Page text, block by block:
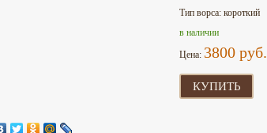
Тип ворса: короткий
в наличии
Цена: 3800 руб.
КУПИТЬ